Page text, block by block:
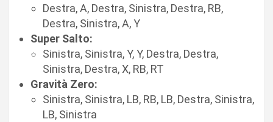
Destra, A, Destra, Sinistra, Destra, RB,
Destra, Sinistra, A, Y
Super Salto:
Sinistra, Sinistra, Y, Y, Destra, Destra,
Sinistra, Destra, X, RB, RT
Gravità Zero:
Sinistra, Sinistra, LB, RB, LB, Destra, Sinistra,
LB, Sinistra